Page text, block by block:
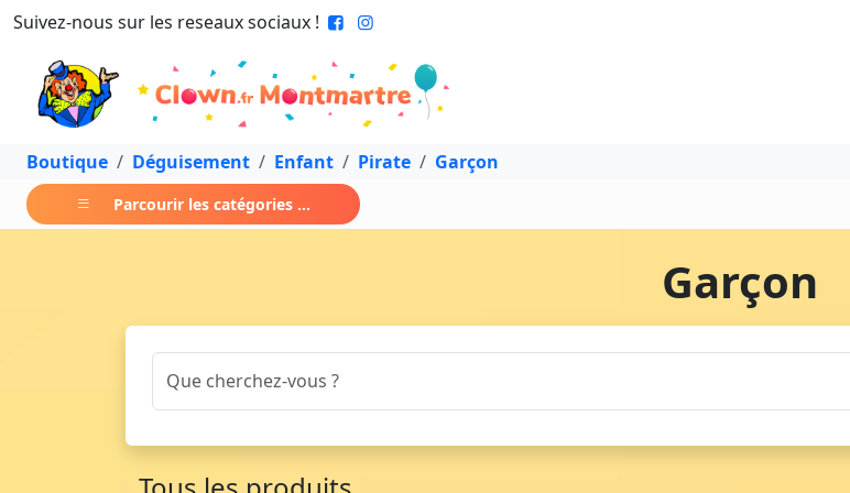
Suivez-nous sur les reseaux sociaux !
Boutique Déguisement Enfant Pirate Garçon
Parcourir les catégories ...
Garçon